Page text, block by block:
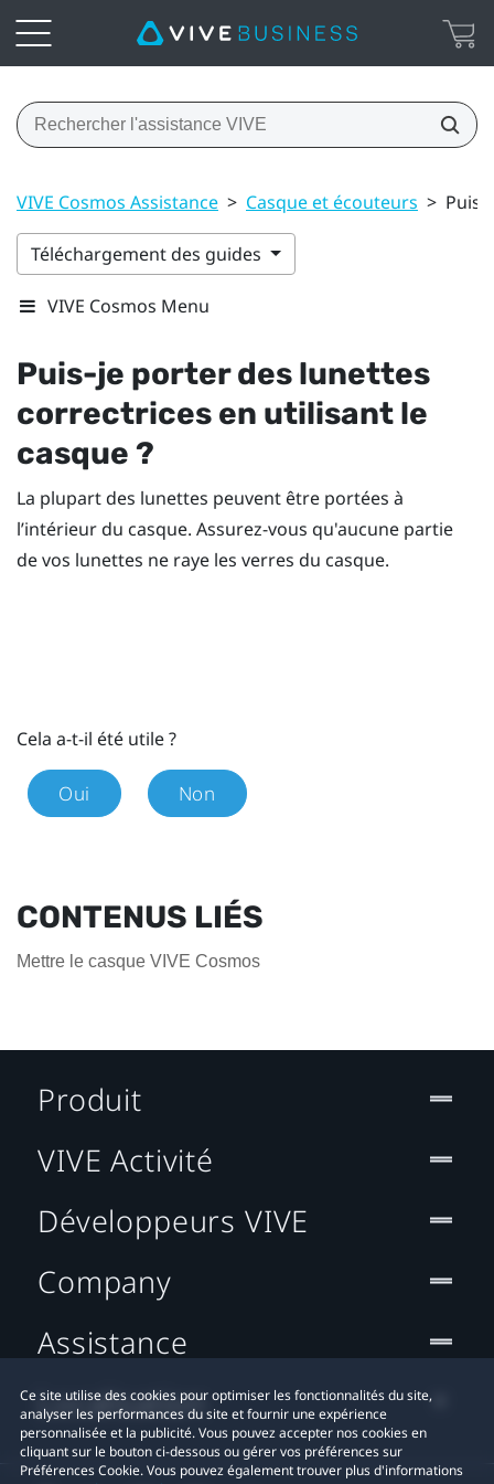
VIVE Cosmos Assistance > Casque et écouteurs >
Téléchargement des guides
VIVE Cosmos Menu
Puis-je porter des lunettes
correctrices en utilisant le
casque ?
La plupart des lunettes peuvent être portées à
l’intérieur du casque. Assurez-vous qu'aucune partie
de vos lunettes ne raye les verres du casque.
Cela a-t-il été utile ?
Oui Non
CONTENUS LIÉS
Mettre le casque VIVE Cosmos
Ce site utilise des cookies pour optimiser les fonctionnalités du site,
analyser les performances du site et fournir une expérience
personnalisée et la publicité. Vous pouvez accepter nos cookies en
cliquant sur le bouton ci-dessous ou gérer vos préférences sur
Préférences Cookie. Vous pouvez également trouver plus d'informations
Produit
VIVE Activité
Développeurs VIVE
Company
Assistance
Localisation